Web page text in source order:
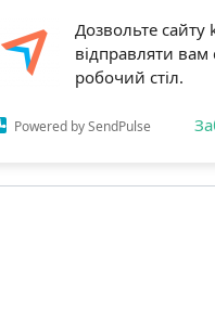
Дозвольте сайту
відправляти
робочий стіл.
Powered by SendPulse